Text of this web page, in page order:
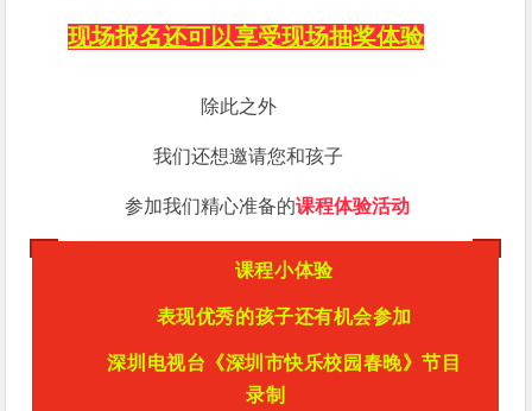
现场报名还可以享受现场抽奖体验
除此之外
我们还想邀请您和孩子
参加我们精心准备的课程体验活动
课程小体验
表现优秀的孩子还有机会参加
深圳电视台 《深圳市快乐校园春晚》节目
录制